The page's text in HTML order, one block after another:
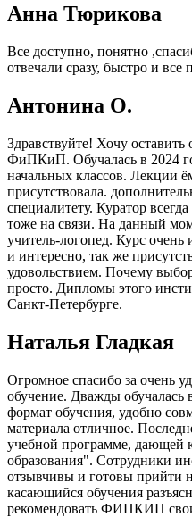
Анна Тюрикова
Все доступно, понятно
отвечали сразу, быстро и все
Антонина О.
Здравствуйте! Хочу
ФиПКиП. Обучалась в 2024
начальных классов. Лекции
присутствовала.
специалитету. Куратор
тоже на связи. На данный
учитель-логопед. Курс
и интересно, так же
удовольствием. Почему
просто. Дипломы этого
Санкт-Петербурге.
Наталья Гладкая
Огромное спасибо за очень
обучение. Дважды
формат обучения, удобно
материала отличное.
учебной программе, дающей
образования". Сотрудники
отзывчивы и готовы прийти
касающийся обучения
рекомендовать ФИПКИП